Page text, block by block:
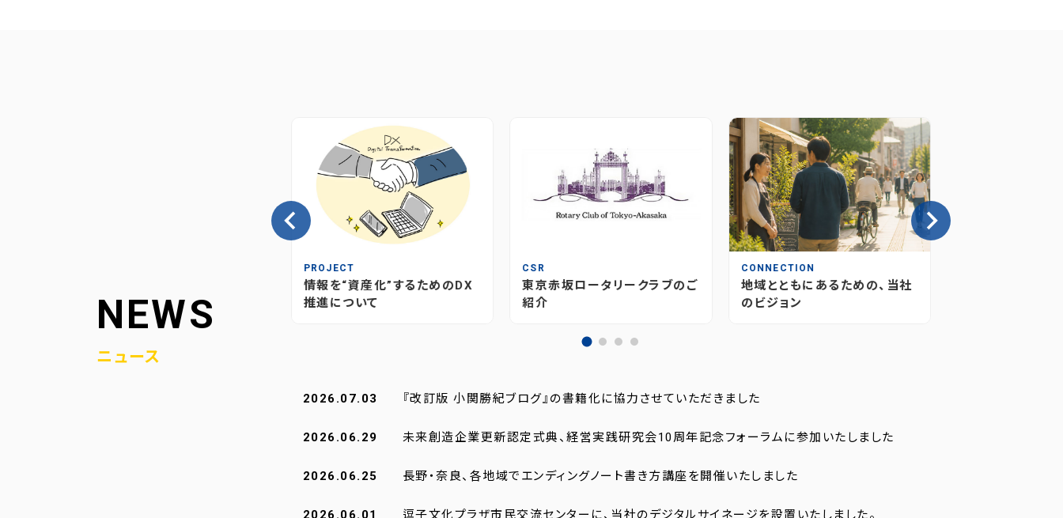
NEWS
ニュース
媒体のあり方とこれから
PROJECT
情報を“資産化”するためのDX
推進について
CSR
東京赤坂ロータリークラブのご
紹介
CONNECTION
地域とともにあるための、当社
のビジョン
2026.07.03 『改訂版 小関勝紀ブログ』の書籍化に協力させていただきました
2026.06.29 未来創造企業更新認定式典、経営実践研究会10周年記念フォーラムに参加いたしました
2026.06.25 長野・奈良、各地域でエンディングノート書き方講座を開催いたしました
2026.06.01 逗子文化プラザ市民交流センターに、当社のデジタルサイネージを設置いたしました。